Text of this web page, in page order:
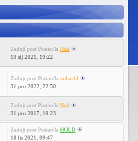
Zadnji post Postao/la Ned
19 sij 2021, 19:22
Zadnji post Postao/la mihaeld
31 pro 2022, 22:50
Zadnji post Postao/la Ned
31 pro 2017, 10:23
Zadnji post Postao/la HOLD
18 lis 2021, 09:47